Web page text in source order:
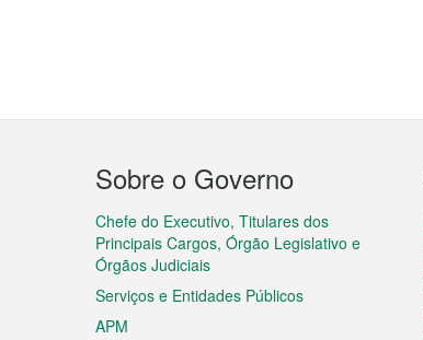
Menu
do
rodapé
Sobre o Governo
Chefe do Executivo, Titulares dos
Principais Cargos, Órgão Legislativo e
Órgãos Judiciais
Serviços e Entidades Públicos
APM